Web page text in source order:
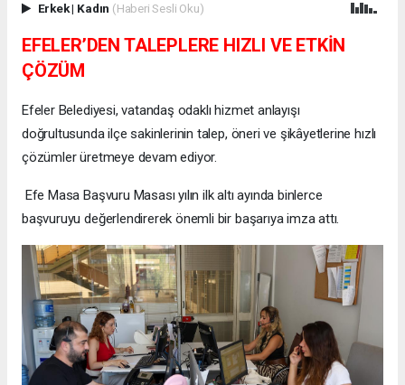
Erkek| Kadın (Haberi Sesli Oku)
EFELER’DEN TALEPLERE HIZLI VE ETKİN
ÇÖZÜM
Efeler Belediyesi, vatandaş odaklı hizmet anlayışı
doğrultusunda ilçe sakinlerinin talep, öneri ve şikâyetlerine hızlı
çözümler üretmeye devam ediyor.
Efe Masa Başvuru Masası yılın ilk altı ayında binlerce
başvuruyu değerlendirerek önemli bir başarıya imza attı.